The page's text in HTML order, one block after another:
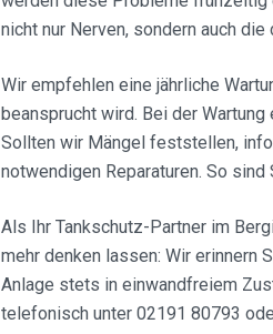
nicht nur Nerven, sondern auch
Wir empfehlen eine jährliche
beansprucht wird. Bei der
Sollten wir Mängel feststellen,
notwendigen Reparaturen. So
Als Ihr Tankschutz-Partner im
mehr denken lassen: Wir erinnern
Anlage stets in einwandfreiem
telefonisch unter 02191 80793